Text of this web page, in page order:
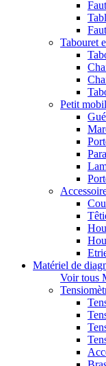
Tabouret
Petit
Matériel de
Voir tous